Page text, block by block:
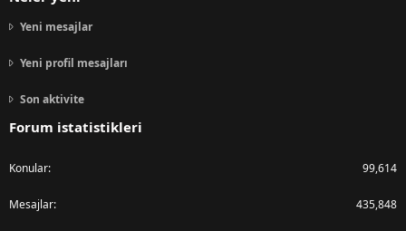
Yeni mesajlar
Yeni profil mesajları
Son aktivite
Forum istatistikleri
Konular 99,614
Mesajlar 435,848